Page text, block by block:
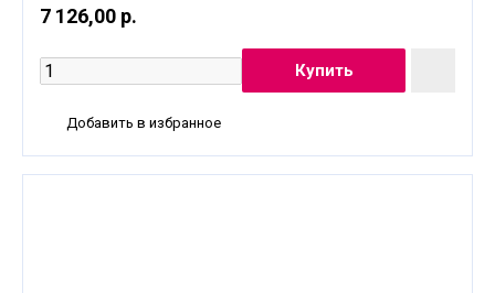
7 126,00 р.
Добавить в избранное